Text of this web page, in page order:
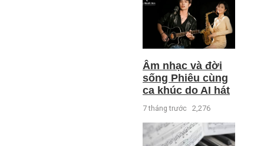
Âm nhạc và đời
sống Phiêu cùng
ca khúc do AI hát
7 tháng trước 2,276